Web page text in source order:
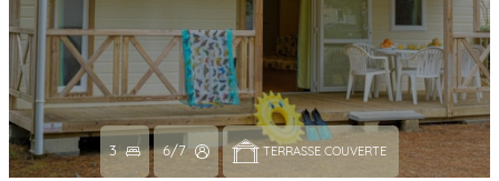
3 6/7 TERRASSE COUVERTE